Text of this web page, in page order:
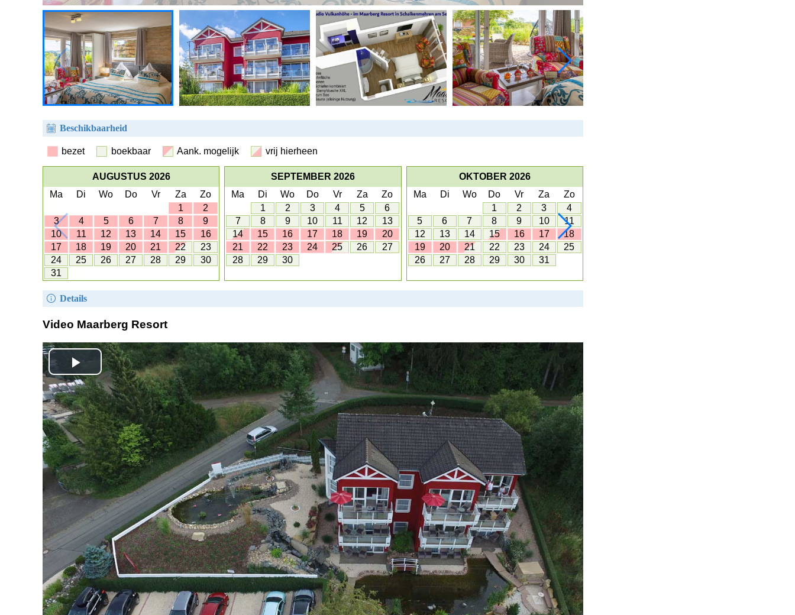
Beschikbaarheid
bezet boekbaar Aank. mogelijk vrij hierheen
AUGUSTUS 2026
Ma
Di Wo Do Vr Za
Zo
1
2
3
4 5 6 7 8
9
10
11 12 13 14 15
16
17
18 19 20 21 22
23
24
25 26 27 28 29
30
31
SEPTEMBER 2026
Ma
Di Wo Do Vr Za
Zo
1
2 3 4 5
6
7
8 9 10 11 12
13
14
15 16 17 18 19
20
21
22 23 24 25 26
27
28
29 30
OKTOBER 2026
Ma
Di Wo Do Vr Za
Zo
1
2 3
4
5
6 7 8 9 10
11
12
13 14 15 16 17
18
19
20 21 22 23 24
25
26
27 28 29 30 31
Details
Video Maarberg Resort
Play
Video